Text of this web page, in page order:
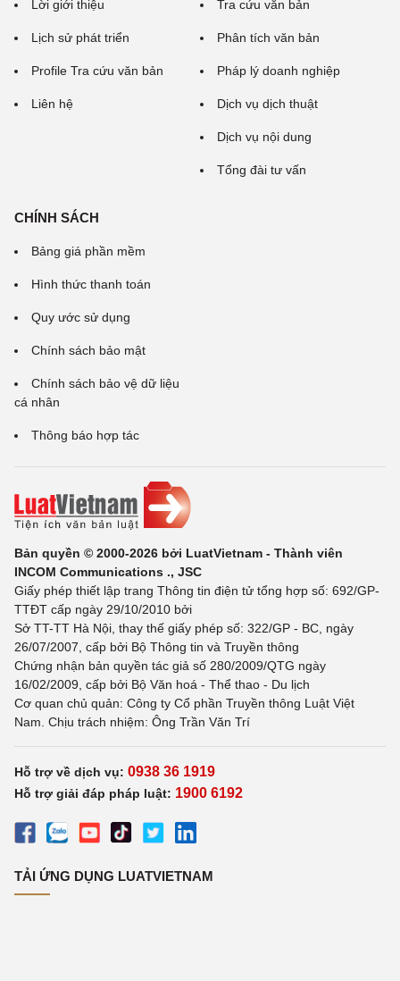
Lời giới thiệu
Lịch sử phát triển
Profile Tra cứu văn bản
Liên hệ
Tra cứu văn bản
Phân tích văn bản
Pháp lý doanh nghiệp
Dịch vụ dịch thuật
Dịch vụ nội dung
Tổng đài tư vấn
CHÍNH SÁCH
Bảng giá phần mềm
Hình thức thanh toán
Quy ước sử dụng
Chính sách bảo mật
Chính sách bảo vệ dữ liệu
cá nhân
Thông báo hợp tác
Bản quyền © 2000-2026 bởi LuatVietnam - Thành viên
INCOM Communications ., JSC
Giấy phép thiết lập trang Thông tin điện tử tổng hợp số: 692/GP-
TTĐT cấp ngày 29/10/2010 bởi
Sở TT-TT Hà Nội, thay thế giấy phép số: 322/GP - BC, ngày
26/07/2007, cấp bởi Bộ Thông tin và Truyền thông
Chứng nhận bản quyền tác giả số 280/2009/QTG ngày
16/02/2009, cấp bởi Bộ Văn hoá - Thể thao - Du lịch
Cơ quan chủ quản: Công ty Cổ phần Truyền thông Luật Việt
Nam. Chịu trách nhiệm: Ông Trần Văn Trí
Hỗ trợ về dịch vụ: 0938 36 1919
Hỗ trợ giải đáp pháp luật: 1900 6192
TẢI ỨNG DỤNG LUATVIETNAM